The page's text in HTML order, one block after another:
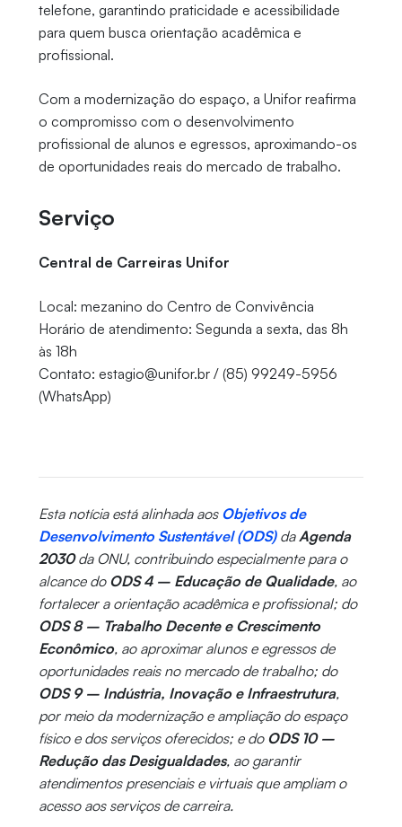
telefone, garantindo praticidade e acessibilidade
para quem busca orientação acadêmica e
profissional.
Com a modernização do espaço, a Unifor reafirma
o compromisso com o desenvolvimento
profissional de alunos e egressos, aproximando-os
de oportunidades reais do mercado de trabalho.
Serviço
Central de Carreiras Unifor
Local: mezanino do Centro de Convivência
Horário de atendimento: Segunda a sexta, das 8h
às 18h
Contato: estagio@unifor.br / (85) 99249-5956
(WhatsApp)
Esta notícia está alinhada aos Objetivos de
Desenvolvimento Sustentável (ODS)daAgenda
2030da ONU, contribuindo especialmente para o
alcance do ODS 4 – Educação de Qualidade, ao
fortalecer a orientação acadêmica e profissional; do
ODS 8 – Trabalho Decente e Crescimento
Econômico, ao aproximar alunos e egressos de
oportunidades reais no mercado de trabalho; do
ODS 9 – Indústria, Inovação e Infraestrutura,
por meio da modernização e ampliação do espaço
físico e dos serviços oferecidos; e do ODS 10 –
Redução das Desigualdades, ao garantir
atendimentos presenciais e virtuais que ampliam o
acesso aos serviços de carreira.